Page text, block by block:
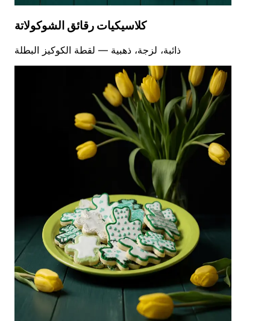
كلاسيكيات رقائق الشوكولاتة
ذائبة، لزجة، ذهبية — لقطة الكوكيز البطلة